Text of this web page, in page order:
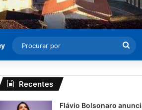
por
Recentes
Flávio Bolsonaro